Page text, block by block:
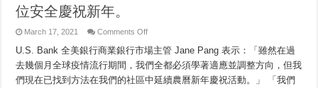
位安全慶祝新年。
March 17, 2021 Comments Offon
年
帶
來
無
U.S. Bank 全美銀行商業銀行市場主管 Jane Pang 表示：「雖然在過
去幾個月全球疫情流行期間，我們全都必須學著適應並調整方向，但我
們現在已找到方法在我們的社區中延續農曆新年慶祝活動。」 「我們